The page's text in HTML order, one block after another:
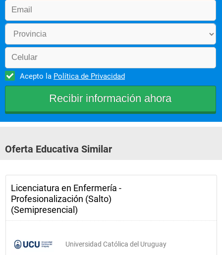
Acepto la Política de Privacidad
Oferta Educativa Similar
Licenciatura en Enfermería -
Profesionalización (Salto)
(Semipresencial)
Universidad Católica del Uruguay